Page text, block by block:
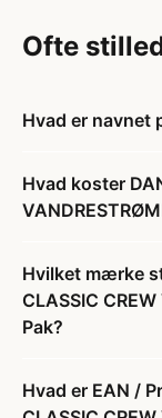
Ofte
Hvad er navnet
Hvad koster
Hvilket mærke
CLASSIC
Pak?
Hvad er EAN /